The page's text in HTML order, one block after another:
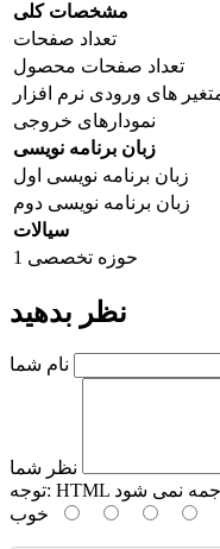
مشخصات کلی
تعداد صفحات
تعداد صفحات محصول
های ورودی نرم افزار
نمودارهای خروجی
زبان برنامه نویسی
زبان برنامه نویسی اول
زبان برنامه نویسی دوم
سیالات
حوزه تخصصی 1
نظر بدهید
نام شما
نظر شما
توجه:
خوب